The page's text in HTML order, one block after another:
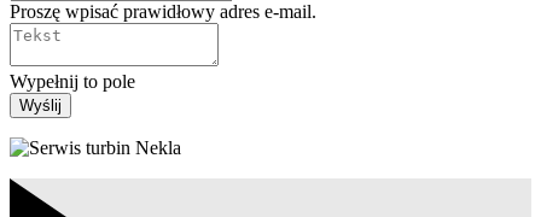
Proszę wpisać prawidłowy adres e-mail.
Wypełnij to pole
Wyślij